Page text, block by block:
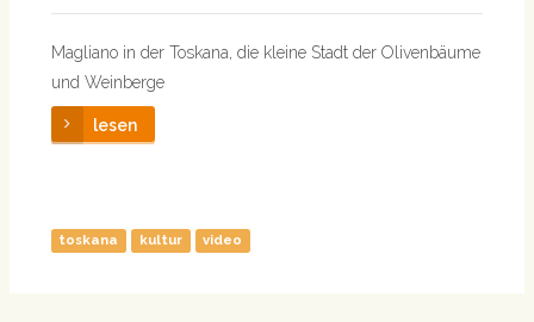
Magliano in der Toskana, die kleine Stadt der Olivenbäume
und Weinberge
lesen
toskana kultur video